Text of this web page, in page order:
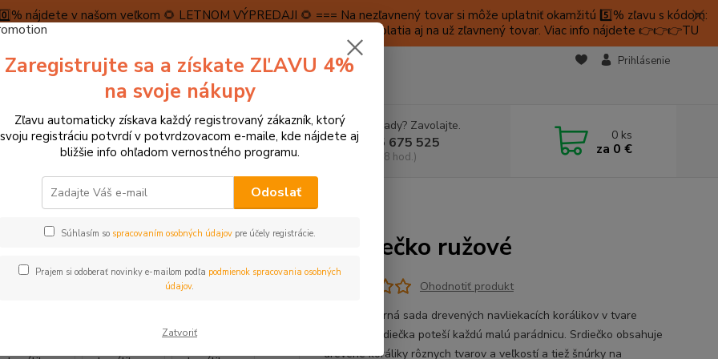
nájdete v našom veľkom 🌻 LETNOM VÝPREDAJI 🌻 === Na nezľavnený tovar si môže uplatniť okamžitú 5️⃣% zľavu s kódom:
máme teraz pripravené špeciálne zľavy až do výšky 1️⃣5️⃣% , ktoré platia aj na už zľavnený tovar. Viac info nájdete 👉👉👉TU
A PLATBA RECENZIE 👉VRÁTENIE TOVARU👈
KONTAKTY
Prihlásenie
Hľadať
Neviete si rady? Zavolajte.
+421 905 675 525
(Po-Pia, 9-18 hod.)
0 ks
za 0 €
► KREATÍVNE HRAČKY Woody Navliekacie koráliky - Malé srdiečko ružové
Navliekacie koráliky - Malé srdiečko ružové
Ohodnotiť produkt
Táto nádherná sada drevených navliekacích korálikov v tvare
ružového srdiečka poteší každú malú parádnicu. Srdiečko obsahuje
drevené koráliky rôznych tvarov a veľkostí a tiež šnúrky na
Zaregistrujte sa a získate ZĽAVU 4%
na svoje nákupy
Zľavu automaticky získava každý registrovaný zákazník, ktorý
svoju registráciu potvrdí v potvrdzovacom e-maile, kde nájdete aj
bližšie info ohľadom vernostného programu.
Odoslať
Súhlasím so spracovaním osobných údajovpre účely registrácie.
Prajem si odoberať novinky e-mailom podľa podmienok spracovania osobných
údajov.
Zatvoriť